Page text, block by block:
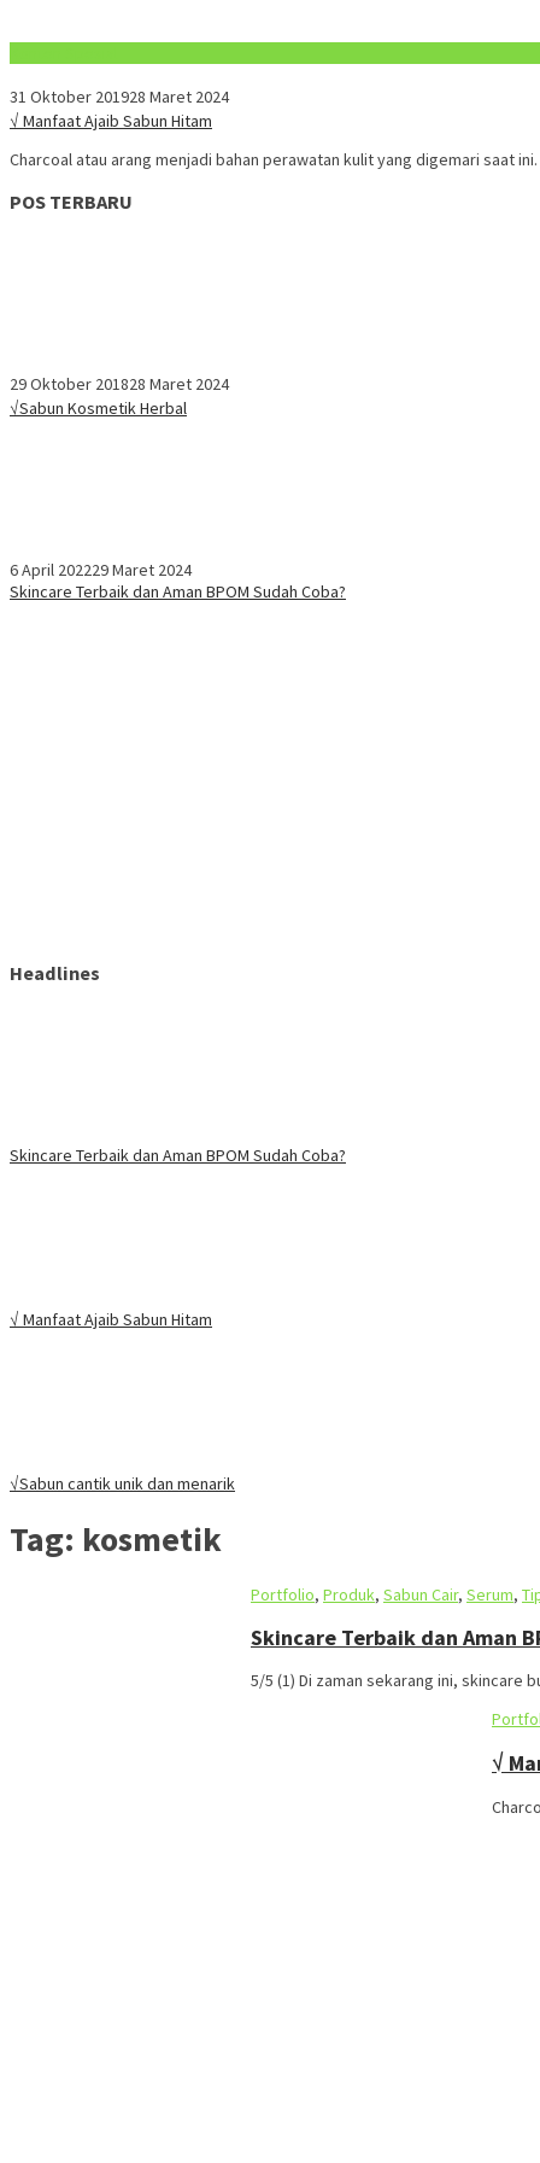
31 Oktober 201928 Maret 2024
√ Manfaat Ajaib Sabun Hitam
Charcoal atau arang menjadi bahan perawatan kulit yang digemari saat
POS TERBARU
29 Oktober 201828 Maret 2024
√Sabun Kosmetik Herbal
6 April 202229 Maret 2024
Skincare Terbaik dan Aman BPOM Sudah Coba?
Headlines
Skincare Terbaik dan Aman BPOM Sudah Coba?
√ Manfaat Ajaib Sabun Hitam
√Sabun cantik unik dan menarik
Tag: kosmetik
Portfolio, Produk, Sabun Cair, Serum,
Skincare Terbaik dan Aman
5/5 (1) Di zaman sekarang ini, skincare
√